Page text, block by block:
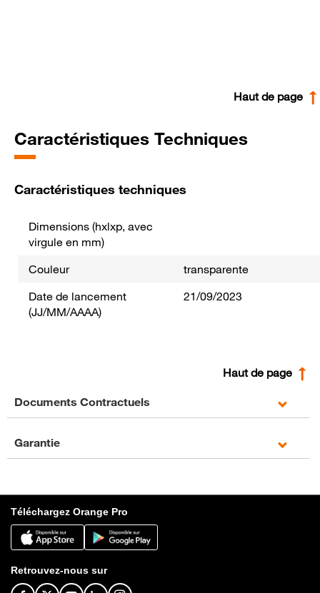
Haut de page
Caractéristiques Techniques
Caractéristiques techniques
Dimensions (hxlxp, avec
virgule en mm)
Couleur
transparente
Date de lancement
(JJ/MM/AAAA)
21/09/2023
Haut de page
Documents Contractuels
Garantie
Téléchargez Orange Pro
Retrouvez-nous sur